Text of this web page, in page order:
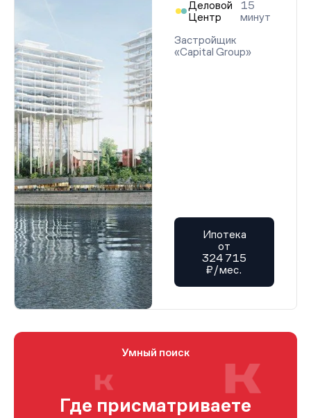
Деловой
Центр
15
минут
Застройщик
«Capital Group»
Ипотека
от
324 715
₽/мес.
Умный поиск
Где присматриваете